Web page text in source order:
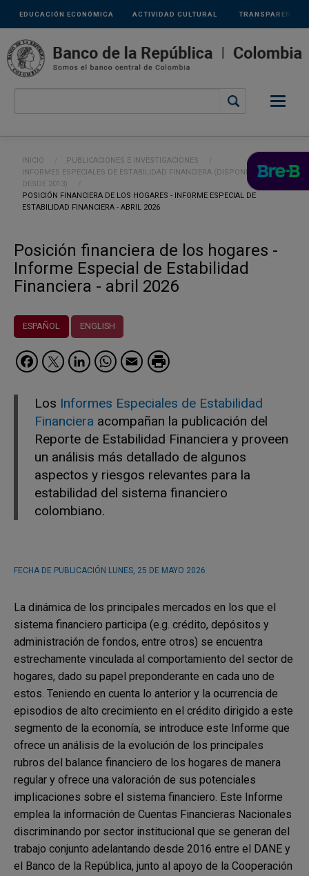
Pasar al contenido principal
Links
secundarios
ACTIVIDAD CULTURAL
EDUCACIÓN ECONÓMICA TRANSPARENCIA
Ruta de navegación
INICIO
PUBLICACIONES E INVESTIGACIONES
INFORMES ESPECIALES DE ESTABILIDAD FINANCIERA (DISPONIBLES
DESDE 2013)
CURRENT:
POSICIÓN FINANCIERA DE LOS HOGARES - INFORME ESPECIAL DE
ESTABILIDAD FINANCIERA - ABRIL 2026
Posición financiera de los hogares -
Informe Especial de Estabilidad
Financiera - abril 2026
ESPAÑOL ENGLISH
Facebook
Twitter
LinkedIn
WhatsApp
Email
Los Informes Especiales de Estabilidad
Financiera acompañan la publicación del
Reporte de Estabilidad Financiera y proveen
un análisis más detallado de algunos
aspectos y riesgos relevantes para la
estabilidad del sistema financiero
colombiano.
FECHA DE PUBLICACIÓN LUNES, 25 DE MAYO 2026
La dinámica de los principales mercados en los que el
sistema financiero participa (e.g. crédito, depósitos y
administración de fondos, entre otros) se encuentra
estrechamente vinculada al comportamiento del sector de
hogares, dado su papel preponderante en cada uno de
estos. Teniendo en cuenta lo anterior y la ocurrencia de
episodios de alto crecimiento en el crédito dirigido a este
segmento de la economía, se introduce este Informe que
ofrece un análisis de la evolución de los principales
rubros del balance financiero de los hogares de manera
regular y ofrece una valoración de sus potenciales
implicaciones sobre el sistema financiero. Este Informe
emplea la información de Cuentas Financieras Nacionales
discriminando por sector institucional que se generan del
trabajo conjunto adelantando desde 2016 entre el DANE y
el Banco de la República, junto al apoyo de la Cooperación